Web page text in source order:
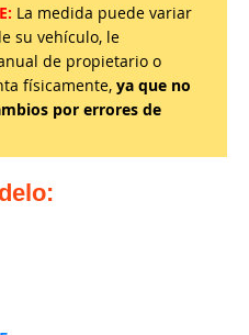
La medida puede variar
su vehículo, le
de propietario o
físicamente, ya que no
por errores de